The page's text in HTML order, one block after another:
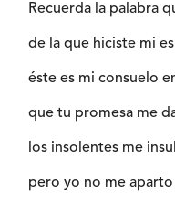
Recuerda la palabra
de la que hiciste mi
éste es mi consuelo
que tu promesa me
los insolentes me
pero yo no me